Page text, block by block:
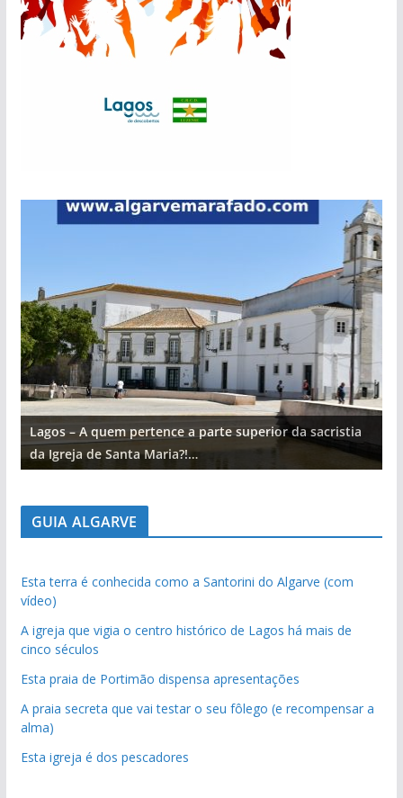
Lagos – A quem pertence a parte superior da sacristia
da Igreja de Santa Maria?!…
GUIA ALGARVE
Esta terra é conhecida como a Santorini do Algarve (com
vídeo)
A igreja que vigia o centro histórico de Lagos há mais de
cinco séculos
Esta praia de Portimão dispensa apresentações
A praia secreta que vai testar o seu fôlego (e recompensar a
alma)
Esta igreja é dos pescadores